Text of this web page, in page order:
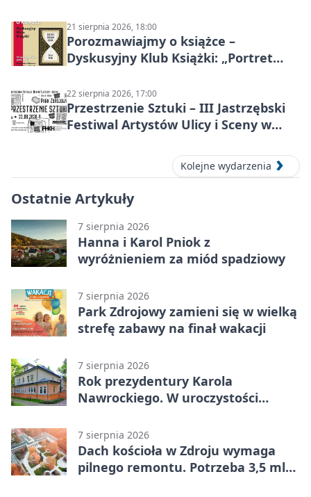
21 sierpnia 2026, 18:00
Porozmawiajmy o książce –
Dyskusyjny Klub Książki: „Portret
22 sierpnia 2026, 17:00
Przestrzenie Sztuki – III Jastrzębski
Festiwal Artystów Ulicy i Sceny w
Kolejne wydarzenia
Ostatnie Artykuły
7 sierpnia 2026
Hanna i Karol Pniok z
wyróżnieniem za miód spadziowy
7 sierpnia 2026
Park Zdrojowy zamieni się w wielką
strefę zabawy na finał wakacji
7 sierpnia 2026
Rok prezydentury Karola
Nawrockiego. W uroczystości
7 sierpnia 2026
Dach kościoła w Zdroju wymaga
pilnego remontu. Potrzeba 3,5 mln